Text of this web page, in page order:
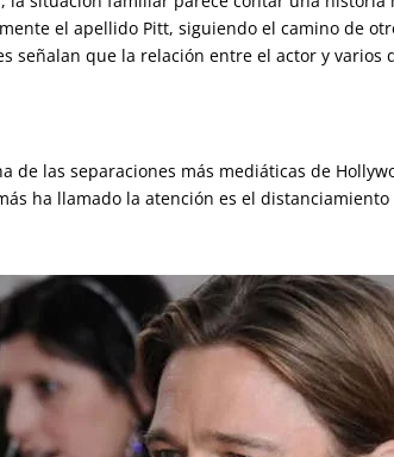
el apellido Pitt, siguiendo el camino de
señalan que la relación entre el actor y
de las separaciones más mediáticas de
ha llamado la atención es el